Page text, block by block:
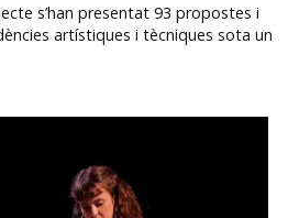
s’han presentat 93 propostes i
artístiques i tècniques sota un